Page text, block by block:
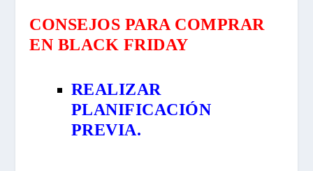
CONSEJOS PARA COMPRAR
EN BLACK FRIDAY
REALIZAR
PLANIFICACIÓN
PREVIA.